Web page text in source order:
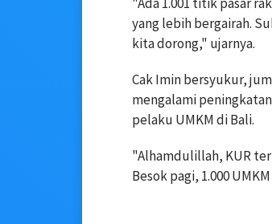
yang lebih bergairah.
kita dorong," ujarnya.
Cak Imin bersyukur,
mengalami
pelaku UMKM di Bali.
"Alhamdulillah, KUR
Besok pagi, 1.000